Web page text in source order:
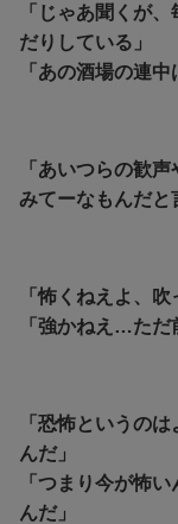
「じゃあ聞くが
だりしている」
「あの酒場の連
「あいつらの歓
みてーなもんだと
「怖くねえよ、吹
「強かねえ…ただ
「恐怖というの
んだ」
「つまり今が怖
んだ」